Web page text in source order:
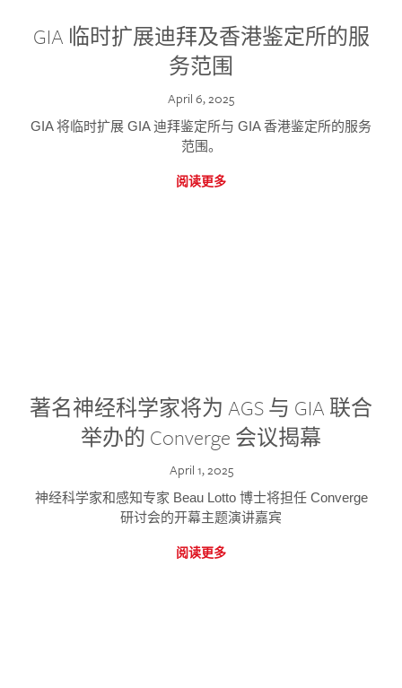
GIA 临时扩展迪拜及香港鉴定所的服
务范围
April 6, 2025
GIA 将临时扩展 GIA 迪拜鉴定所与 GIA 香港鉴定所的服务
范围。
阅读更多
著名神经科学家将为 AGS 与 GIA 联合
举办的 Converge 会议揭幕
April 1, 2025
神经科学家和感知专家 Beau Lotto 博士将担任 Converge
研讨会的开幕主题演讲嘉宾
阅读更多